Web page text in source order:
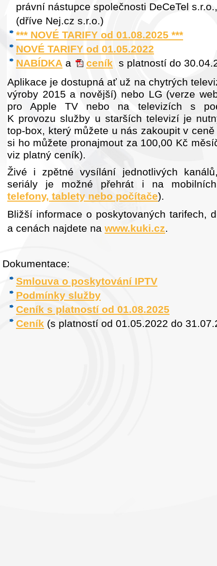
právní nástupce společnosti DeCeTel
(dříve Nej.cz s.r.o.)
*** NOVÉ TARIFY od 01.08.2025 ***
NOVÉ TARIFY od 01.05.2022
NABÍDKA a ceník s platností do
Aplikace je dostupná ať už na chytrých
výroby 2015 a novější) nebo LG (verze
pro Apple TV nebo na televizích s
K provozu služby u starších televizí je
top-box, který můžete u nás zakoupit v
si ho můžete pronajmout za 100,00 Kč
viz platný ceník).
Živé i zpětné vysílání jednotlivých
seriály je možné přehrát i na
telefony, tablety nebo počítače).
Bližší informace o poskytovaných tarifech,
a cenách najdete na www.kuki.cz
Dokumentace:
Smlouva o poskytování IPTV
Podmínky služby
Ceník s platností od 01.08.2025
Ceník (s platností od 01.05.2022 do